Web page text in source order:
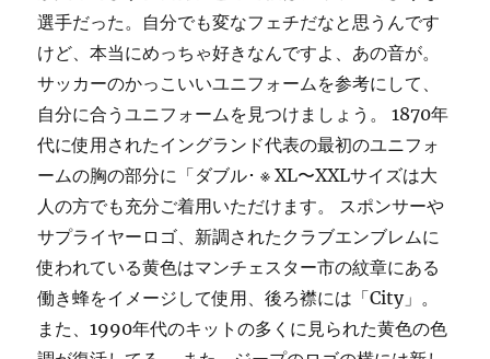
選手だった。自分でも変なフェチだなと思うんです
けど、本当にめっちゃ好きなんですよ、あの音が。
サッカーのかっこいいユニフォームを参考にして、
自分に合うユニフォームを見つけましょう。 1870年
代に使用されたイングランド代表の最初のユニフォ
ームの胸の部分に「ダブル･ ※ XL〜XXLサイズは大
人の方でも充分ご着用いただけます。 スポンサーや
サプライヤーロゴ、新調されたクラブエンブレムに
使われている黄色はマンチェスター市の紋章にある
働き蜂をイメージして使用、後ろ襟には「City」。
また、1990年代のキットの多くに見られた黄色の色